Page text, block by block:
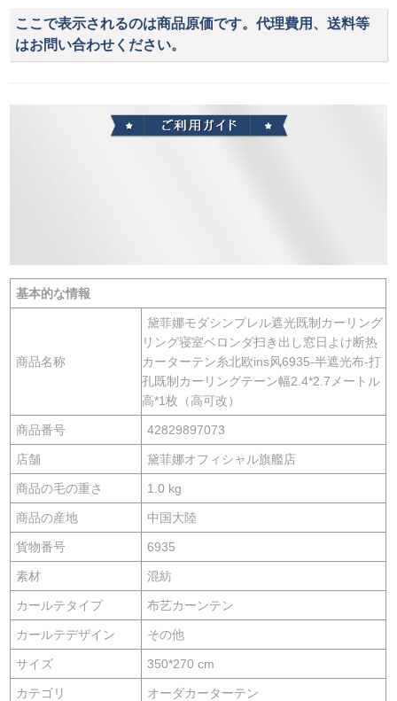
プレートプレートプ
レートプレートプレ
サズを确认します。
ここで表示されるのは商品原価です。代理費用、送料等
はお問い合わせください。
基本的な情報
商品名称
黛菲娜モダシンプレル遮光既制カーリング
リング寝室ベロンダ扫き出し窓日よけ断热
カーターテン糸北欧ins风6935-半遮光布-打
孔既制カーリングテーン幅2.4*2.7メートル
高*1枚（高可改）
商品番号 42829897073
店舗 黛菲娜オフィシャル旗艦店
商品の毛の重さ 1.0 kg
商品の産地 中国大陸
貨物番号 6935
素材 混紡
カールテタイプ 布艺カーンテン
カールテデザイン その他
サイズ 350*270 cm
カテゴリ オーダカーターテン